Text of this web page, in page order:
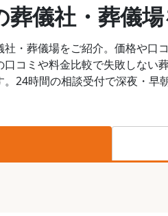
儀社・葬儀場
・葬儀場をご紹介。価格や
コミや料金比較で失敗しな
24時間の相談受付で深夜・早